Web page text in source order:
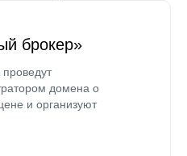
брокер»
домена о
и организуют